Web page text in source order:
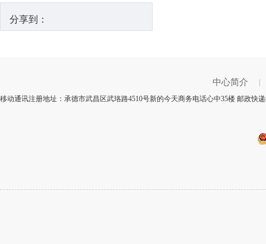
分享到：
中心简介
移动通讯注册地址：承德市武昌区武珞路4510号新的今天商务电话心中35楼 邮政快